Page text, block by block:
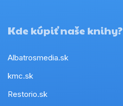
Kde kúpiť naše knihy?
Albatrosmedia.sk
kmc.sk
Restorio.sk